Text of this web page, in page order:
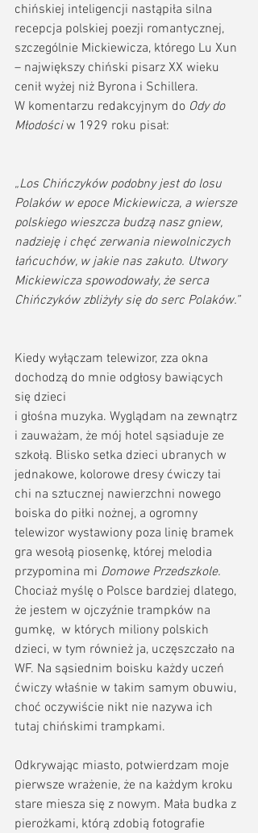
chińskiej inteligencji nastąpiła silna
recepcja polskiej poezji romantycznej,
szczególnie Mickiewicza, którego Lu Xun
– największy chiński pisarz XX wieku
cenił wyżej niż Byrona i Schillera.
W komentarzu redakcyjnym do Ody do
Młodości w 1929 roku pisał:
„Los Chińczyków podobny jest do losu
Polaków w epoce Mickiewicza, a wiersze
polskiego wieszcza budzą nasz gniew,
nadzieję i chęć zerwania niewolniczych
łańcuchów, w jakie nas zakuto. Utwory
Mickiewicza spowodowały, że serca
Chińczyków zbliżyły się do serc Polaków.”
Kiedy wyłączam telewizor, zza okna
dochodzą do mnie odgłosy bawiących
się dzieci
i głośna muzyka. Wyglądam na zewnątrz
i zauważam, że mój hotel sąsiaduje ze
szkołą. Blisko setka dzieci ubranych w
jednakowe, kolorowe dresy ćwiczy tai
chi na sztucznej nawierzchni nowego
boiska do piłki nożnej, a ogromny
telewizor wystawiony poza linię bramek
gra wesołą piosenkę, której melodia
przypomina mi Domowe Przedszkole.
Chociaż myślę o Polsce bardziej dlatego,
że jestem w ojczyźnie trampków na
gumkę,  w których miliony polskich
dzieci, w tym również ja, uczęszczało na
WF. Na sąsiednim boisku każdy uczeń
ćwiczy właśnie w takim samym obuwiu,
choć oczywiście nikt nie nazywa ich
tutaj chińskimi trampkami.
Odkrywając miasto, potwierdzam moje
pierwsze wrażenie, że na każdym kroku
stare miesza się z nowym. Mała budka z
pierożkami, którą zdobią fotografie